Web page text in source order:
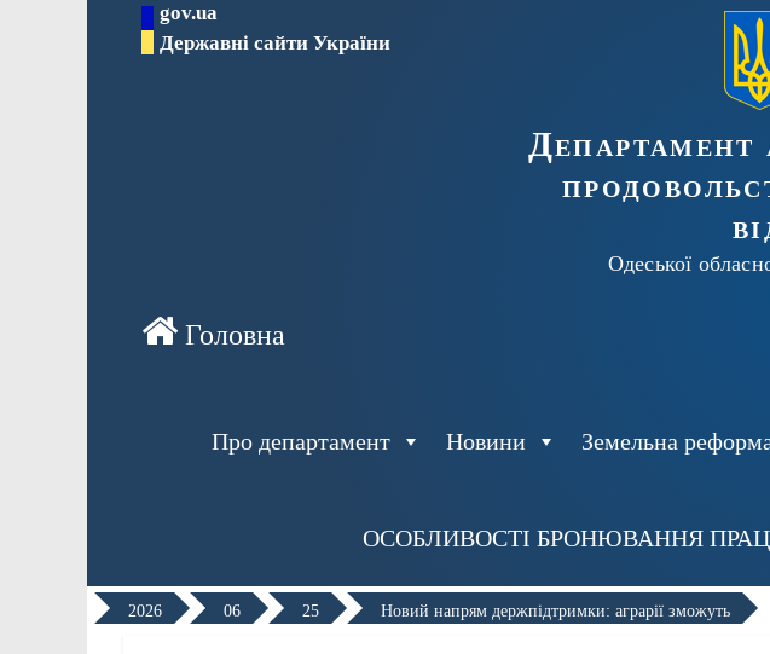
gov.ua
Державні сайти України
Департамент
Одеської
Про департамент Новини Земельна
ОСОБЛИВОСТІ БРОНЮВАННЯ
2026 06 25 Новий напрям держпідтримки: аграрії зможуть